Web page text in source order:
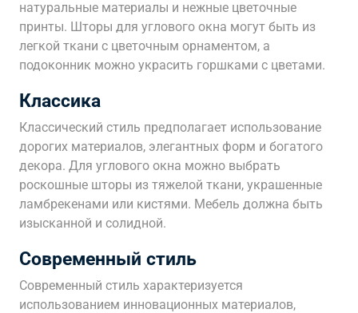
натуральные материалы и нежные цветочные
принты. Шторы для углового окна могут быть из
легкой ткани с цветочным орнаментом, а
подоконник можно украсить горшками с цветами.
Классика
Классический стиль предполагает использование
дорогих материалов, элегантных форм и богатого
декора. Для углового окна можно выбрать
роскошные шторы из тяжелой ткани, украшенные
ламбрекенами или кистями. Мебель должна быть
изысканной и солидной.
Современный стиль
Современный стиль характеризуется
использованием инновационных материалов,